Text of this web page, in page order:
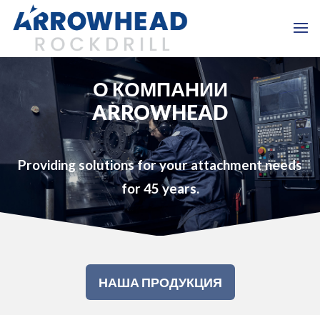
О КОМПАНИИ
ARROWHEAD
Providing solutions for your attachment needs
for 45 years.
НАША ПРОДУКЦИЯ